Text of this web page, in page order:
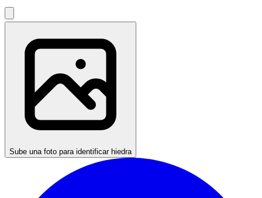
Sube una foto para identificar hiedra